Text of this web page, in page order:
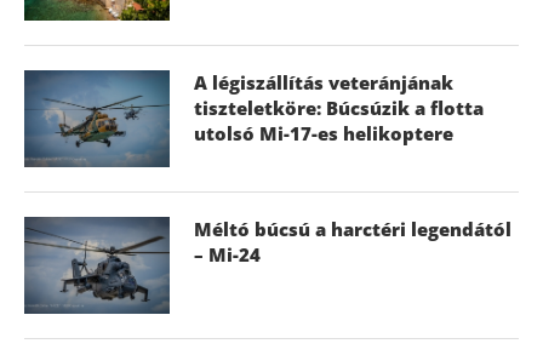
A légiszállítás veteránjának
tiszteletköre: Búcsúzik a flotta
utolsó Mi-17-es helikoptere
Méltó búcsú a harctéri legendától
– Mi-24